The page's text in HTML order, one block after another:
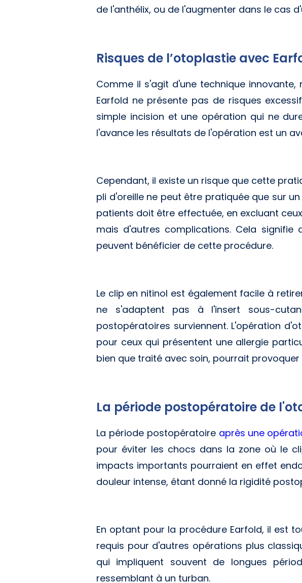
de l'anthélix, ou de l'augmenter dans le cas
Risques de l’otoplastie avec
Comme il s'agit d'une technique
Earfold ne présente pas de risques
simple incision et une opération qui ne
l'avance les résultats de l'opération est un
Cependant, il existe un risque que cette
pli d'oreille ne peut être pratiquée que sur
patients doit être effectuée, en excluant
mais d'autres complications. Cela signifie
peuvent bénéficier de cette procédure.
Le clip en nitinol est également facile à
ne s'adaptent pas à l'insert sous-
postopératoires surviennent. L'opération
pour ceux qui présentent une allergie
bien que traité avec soin, pourrait
La période postopératoire de
La période postopératoire après une
pour éviter les chocs dans la zone où le
impacts importants pourraient en effet
douleur intense, étant donné la rigidité
En optant pour la procédure Earfold, il est
requis pour d'autres opérations plus
qui impliquent souvent de longues
ressemblant à un turban.